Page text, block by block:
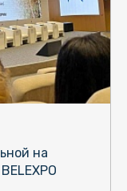
на